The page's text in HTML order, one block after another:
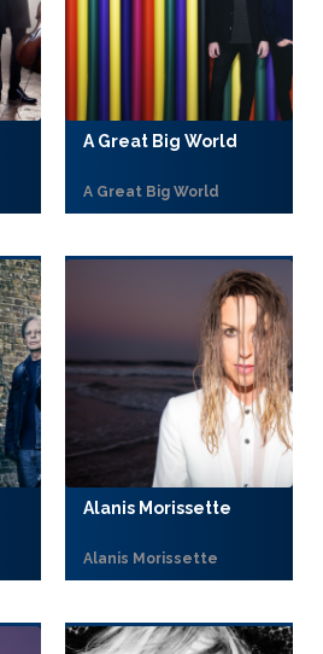
A Great Big World
A Great Big World
Alanis Morissette
Alanis Morissette